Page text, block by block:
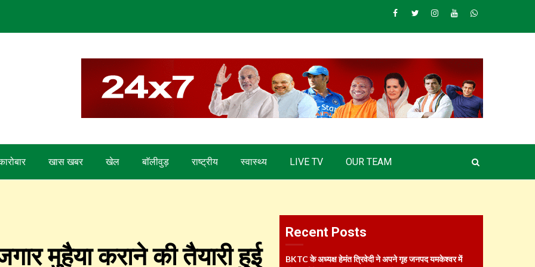
Facebook
TwitterInstagram
YoutubeWhatsapp
खास खबर खेल बाॅलीवुड़ राष्ट्रीय स्वास्थ्य LIVE TV OUR TEAM
मुहैया कराने की तैयारी हुई
Recent Posts
BKTC के अध्यक्ष हेमंत त्रिवेदी ने अपने गृह जनपद यमकेश्वर में